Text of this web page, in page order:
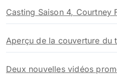
Casting Saison 4, Courtney
Aperçu de la couverture du
Deux nouvelles vidéos